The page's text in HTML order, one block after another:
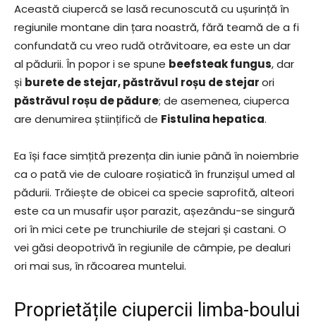
Această ciupercă se lasă recunoscută cu ușurință în
regiunile montane din țara noastră, fără teamă de a fi
confundată cu vreo rudă otrăvitoare, ea este un dar
al pădurii. În popor i se spune beefsteak fungus, dar
și burete de stejar, păstrăvul roșu de stejarori
păstrăvul roșu de pădure; de asemenea, ciuperca
are denumirea științifică de Fistulina hepatica.
Ea își face simțită prezența din iunie până în noiembrie
ca o pată vie de culoare roșiatică în frunzișul umed al
pădurii. Trăiește de obicei ca specie saprofită, alteori
este ca un musafir ușor parazit, așezându-se singură
ori în mici cete pe trunchiurile de stejari și castani. O
vei găsi deopotrivă în regiunile de câmpie, pe dealuri
ori mai sus, în răcoarea muntelui.
Proprietățile ciupercii limba-boului